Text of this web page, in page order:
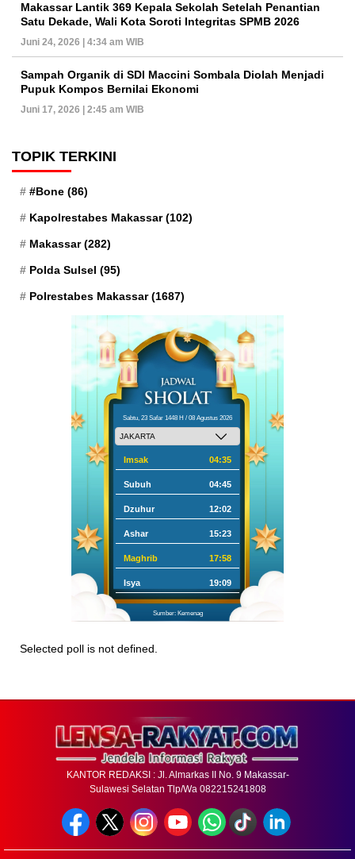
Makassar Lantik 369 Kepala Sekolah Setelah Penantian
Satu Dekade, Wali Kota Soroti Integritas SPMB 2026
Juni 24, 2026 | 4:34 am WIB
Sampah Organik di SDI Maccini Sombala Diolah Menjadi
Pupuk Kompos Bernilai Ekonomi
Juni 17, 2026 | 2:45 am WIB
TOPIK TERKINI
#Bone (86)
Kapolrestabes Makassar(102)
Makassar(282)
Polda Sulsel (95)
Polrestabes Makassar(1687)
Sabtu, 23 Safar 1448 H / 08 Agustus 2026
Imsak 04:35
Subuh 04:45
Dzuhur 12:02
Ashar 15:23
Maghrib 17:58
Isya 19:09
Sumber: Kemenag
Selected poll is not defined.
KANTOR REDAKSI : Jl. Almarkas II No. 9 Makassar-
Sulawesi Selatan Tlp/Wa 082215241808